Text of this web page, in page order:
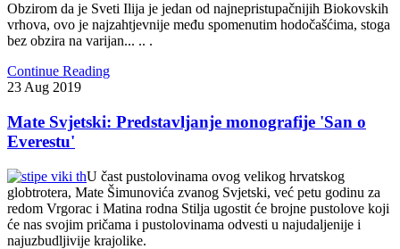
Obzirom da je Sveti Ilija je jedan od najnepristupačnijih Biokovskih
vrhova, ovo je najzahtjevnije među spomenutim hodočašćima, stoga
bez obzira na varijan... .. .
Continue Reading
23 Aug 2019
Mate Svjetski: Predstavljanje monografije 'San o
Everestu'
U čast pustolovinama ovog velikog hrvatskog
globtrotera, Mate Šimunovića zvanog Svjetski, već petu godinu za
redom Vrgorac i Matina rodna Stilja ugostit će brojne pustolove koji
će nas svojim pričama i pustolovinama odvesti u najudaljenije i
najuzbudljivije krajolike.